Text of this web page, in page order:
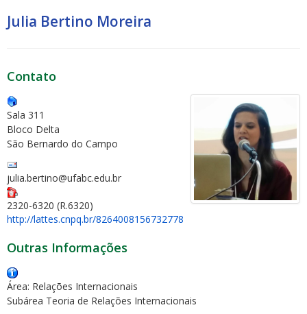
Julia Bertino Moreira
Contato
Sala 311
Bloco Delta
São Bernardo do Campo
julia.bertino@ufabc.edu.br
2320-6320 (R.6320)
http://lattes.cnpq.br/8264008156732778
Outras Informações
Área: Relações Internacionais
Subárea Teoria de Relações Internacionais